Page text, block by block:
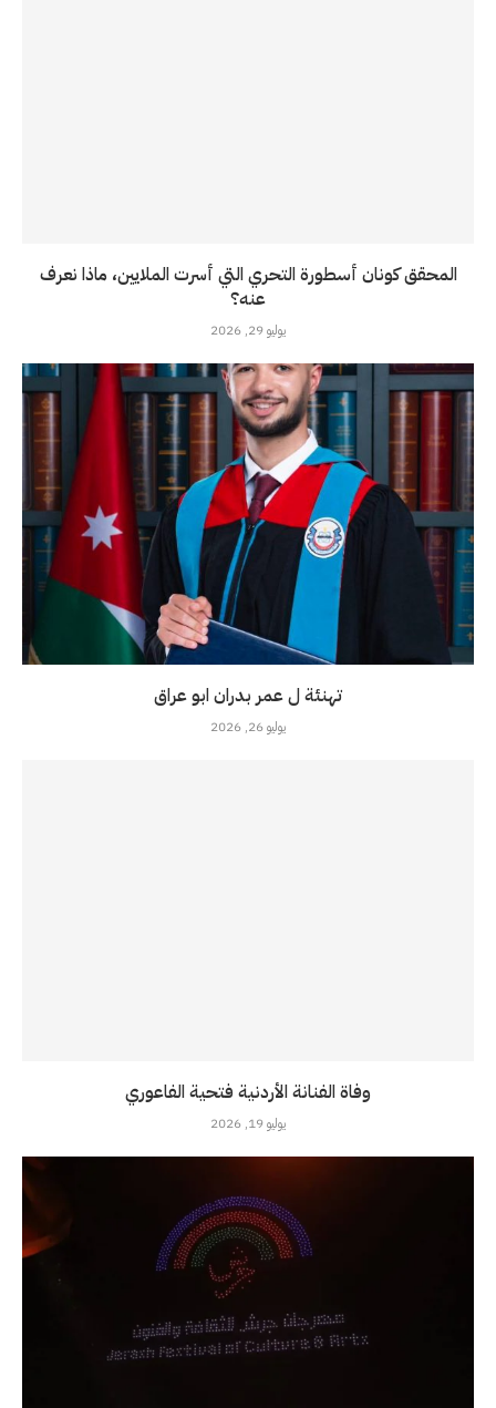
المحقق كونان أسطورة التحري التي أسرت الملايين، ماذا نعرف
عنه؟
يوليو 29, 2026
تهنئة ل عمر بدران ابو عراق
يوليو 26, 2026
وفاة الفنانة الأردنية فتحية الفاعوري
يوليو 19, 2026